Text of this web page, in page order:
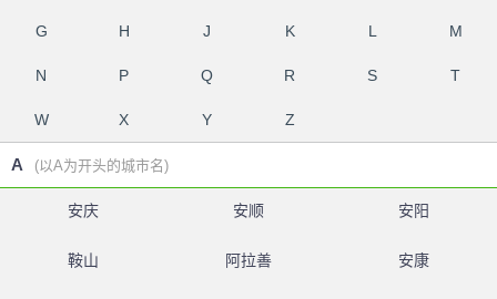
G H J K L M
N P Q R S T
W X Y Z
A (以A为开头的城市名)
安庆 安顺 安阳
鞍山 阿拉善 安康